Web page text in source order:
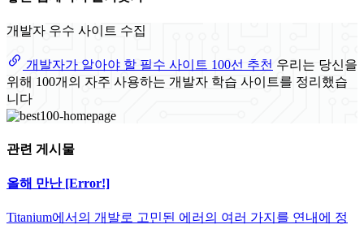
개발자 우수 사이트 수집
개발자가 알아야 할 필수 사이트 100선 추천 우리는 당신을
위해 100개의 자주 사용하는 개발자 학습 사이트를 정리했습
니다
관련 게시물
올해 만난 [Error!]
Titanium에서의 개발로 고민된 에러의 여러 가지를 연내에 정